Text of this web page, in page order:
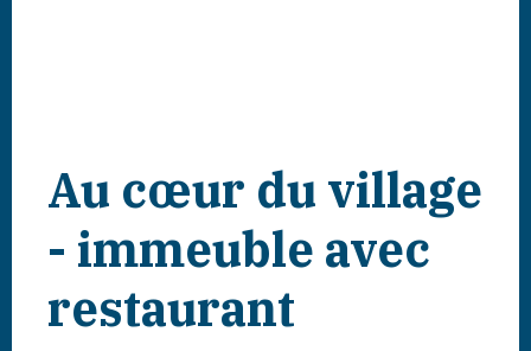
Au cœur du village
- immeuble avec
restaurant